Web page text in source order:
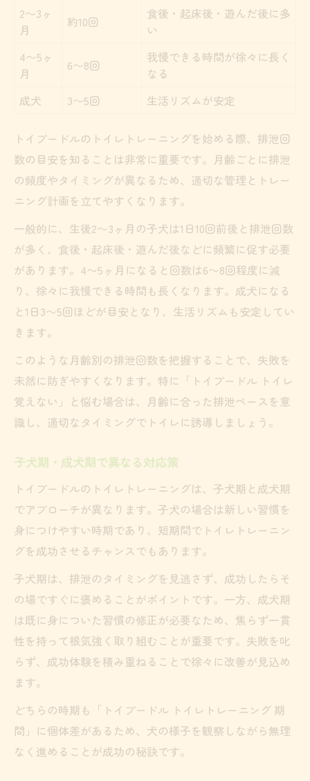
2〜3ヶ
月
約10回
食後・起床後・遊んだ後に多
い
4〜5ヶ
月
6〜8回
我慢できる時間が徐々に長く
なる
成犬
3〜5回 生活リズムが安定
トイプードルのトイレトレーニングを始める際、排泄回
数の目安を知ることは非常に重要です。月齢ごとに排泄
の頻度やタイミングが異なるため、適切な管理とトレー
ニング計画を立てやすくなります。
一般的に、生後2〜3ヶ月の子犬は1日10回前後と排泄回数
が多く、食後・起床後・遊んだ後などに頻繁に促す必要
があります。4〜5ヶ月になると回数は6〜8回程度に減
り、徐々に我慢できる時間も長くなります。成犬になる
と1日3〜5回ほどが目安となり、生活リズムも安定してい
きます。
このような月齢別の排泄回数を把握することで、失敗を
未然に防ぎやすくなります。特に「トイプードル トイレ
覚えない」と悩む場合は、月齢に合った排泄ペースを意
識し、適切なタイミングでトイレに誘導しましょう。
子犬期・成犬期で異なる対応策
トイプードルのトイレトレーニングは、子犬期と成犬期
でアプローチが異なります。子犬の場合は新しい習慣を
身につけやすい時期であり、短期間でトイレトレーニン
グを成功させるチャンスでもあります。
子犬期は、排泄のタイミングを見逃さず、成功したらそ
の場ですぐに褒めることがポイントです。一方、成犬期
は既に身についた習慣の修正が必要なため、焦らず一貫
性を持って根気強く取り組むことが重要です。失敗を叱
らず、成功体験を積み重ねることで徐々に改善が見込め
ます。
どちらの時期も「トイプードル トイレトレーニング 期
間」に個体差があるため、犬の様子を観察しながら無理
なく進めることが成功の秘訣です。